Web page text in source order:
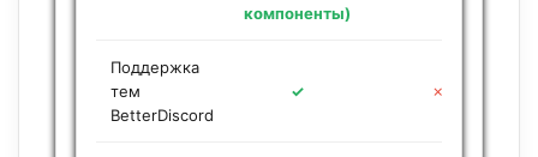
компоненты)
Поддержка
тем
BetterDiscord
✓ ✗